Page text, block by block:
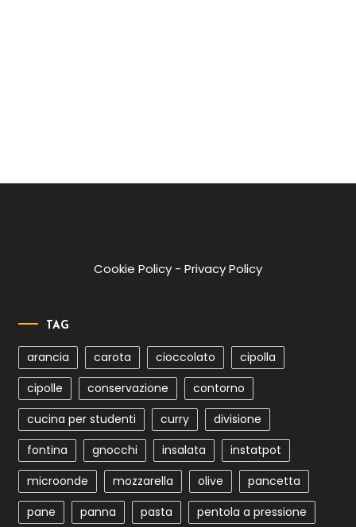
Cookie Policy -Privacy Policy
TAG
arancia carota cioccolato
cipolla
cipolle
conservazione
contorno
cucina per studenti
curry
divisione
fontina
gnocchi insalata
instatpot
microonde
mozzarella olive
pancetta
pane
panna pasta pentola a pressione